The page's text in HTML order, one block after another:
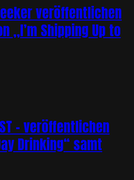
veröffentlichen
„I’m Shipping Up to
– veröffentlichen
Drinking“ samt